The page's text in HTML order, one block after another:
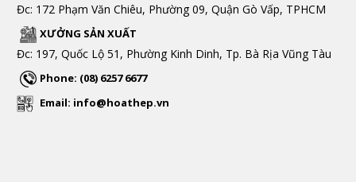
Đc: 172 Phạm Văn Chiêu, Phường 09, Quận Gò Vấp, TPHCM
XƯỞNG SẢN XUẤT
Đc: 197, Quốc Lộ 51, Phường Kinh Dinh, Tp. Bà Rịa Vũng Tàu
Phone: (08) 6257 6677
Email: info@hoathep.vn